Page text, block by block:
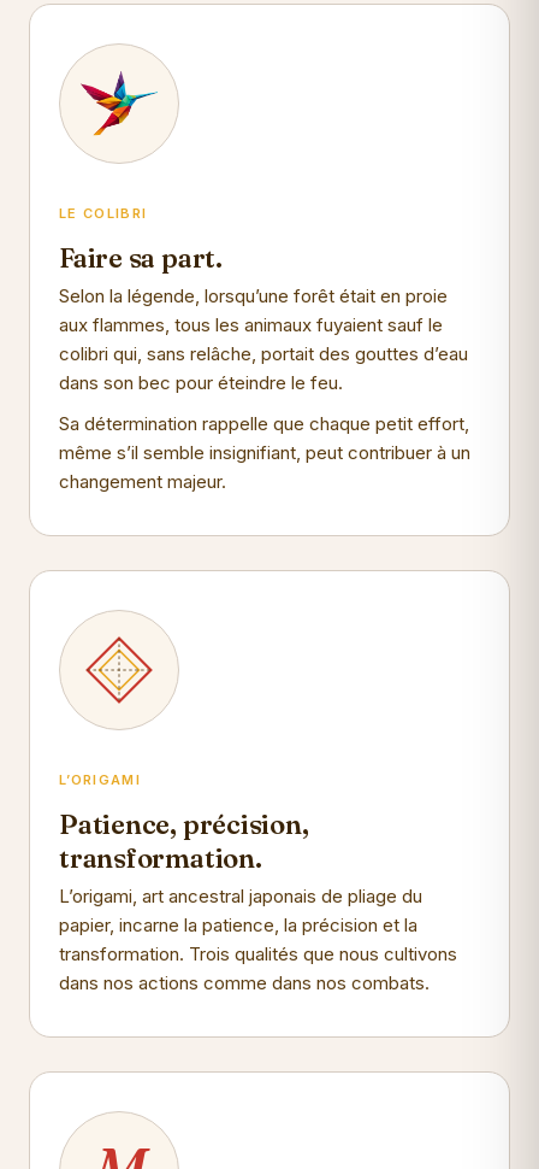
LE COLIBRI
Faire sa part.
Selon la légende, lorsqu’une forêt était en proie
aux flammes, tous les animaux fuyaient sauf le
colibri qui, sans relâche, portait des gouttes d’eau
dans son bec pour éteindre le feu.
Sa détermination rappelle que chaque petit effort,
même s’il semble insignifiant, peut contribuer à un
changement majeur.
L’ORIGAMI
Patience, précision,
transformation.
L’origami, art ancestral japonais de pliage du
papier, incarne la patience, la précision et la
transformation. Trois qualités que nous cultivons
dans nos actions comme dans nos combats.